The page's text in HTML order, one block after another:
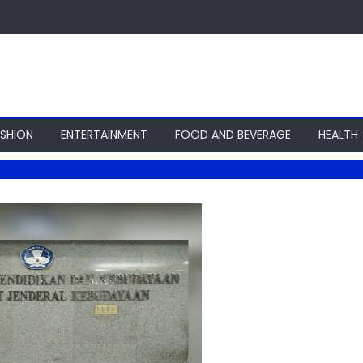
ENTERTAINMENT FOOD AND BEVERAGE HEALTH